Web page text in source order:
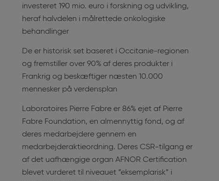
investeret 190 mio. euro i forskning og udvikling,
heraf halvdelen i målrettede onkologiske
behandlinger
De er historisk set baseret i Occitanie-regionen
og fremstiller over 90% af deres produkter i
Frankrig og beskæftiger næsten 10.000
mennesker på verdensplan
Laboratoires Pierre Fabre er 86% ejet af Pierre
Fabre Foundation, en almennyttig fond, og af
deres medarbejdere gennem en
medarbejderaktieordning. Deres CSR-tilgang er
af det uafhængige organ AFNOR Certification
blevet vurderet til niveauet ”eksemplarisk” i